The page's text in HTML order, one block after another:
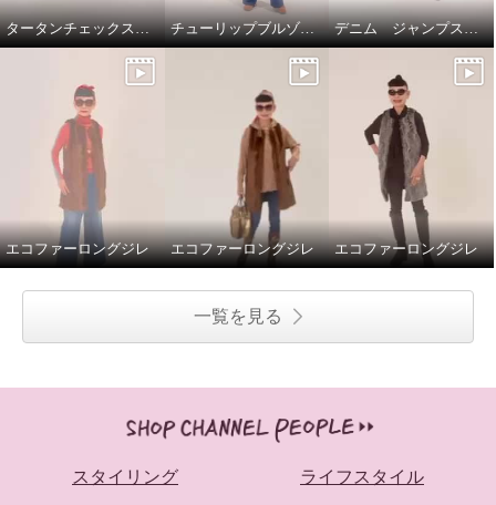
タータンチェックスカートで、新鮮スタイリング チューリップブルゾンと、ブラストパギーパンツ デニム ジャンプスーツ
エコファーロングジレ エコファーロングジレ エコファーロングジレ
一覧を見る
スタイリング ライフスタイル